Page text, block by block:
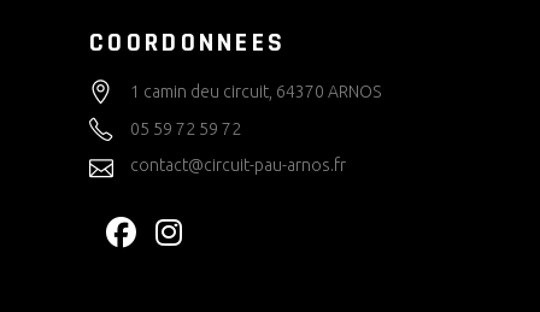
COORDONNEES
1 camin deu circuit, 64370 ARNOS
05 59 72 59 72
contact@circuit-pau-arnos.fr